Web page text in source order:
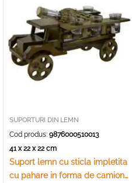
SUPORTURI DIN LEMN
Cod produs:9876000510013
41 x 22 x 22 cm
Suport lemn cu sticla impletita
cu pahare in forma de camion